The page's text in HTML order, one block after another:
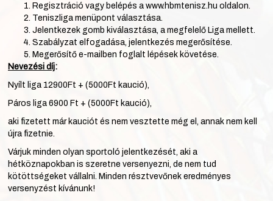
Regisztráció vagy belépés a www.hbmtenisz.hu oldalon.
Teniszliga menüpont választása.
Jelentkezek gomb kiválasztása, a megfelelő Liga mellett.
Szabályzat elfogadása, jelentkezés megerősítése.
Megerősítő e-mailben foglalt lépések követése.
Nevezési díj:
Nyílt liga 12900Ft + (5000Ft kaució),
Páros liga 6900 Ft + (5000Ft kaució),
aki fizetett már kauciót és nem vesztette még el, annak nem kell
újra fizetnie.
Várjuk minden olyan sportoló jelentkezését, aki a
hétköznapokban is szeretne versenyezni, de nem tud
kötöttségeket vállalni. Minden résztvevőnek eredményes
versenyzést kívánunk!